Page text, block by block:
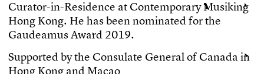
Curator-in-Residence at ContemporaryMusiking
Hong Kong. He hasbeennominatedforthe
GaudeamusAward 2019.
Supportedbythe Consulate Generalof Canada in
Hong Kong and Macao